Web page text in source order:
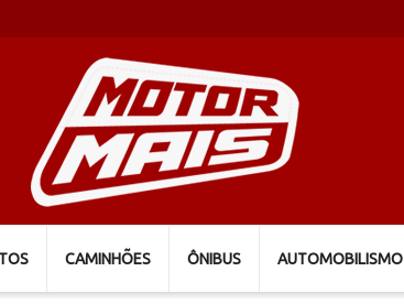
CAMINHÕES ÔNIBUS AUTOMOBILISMO